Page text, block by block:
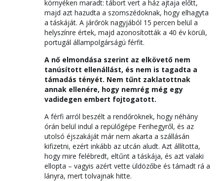
környéken maradt: tábort vert a ház ajtaja előtt,
majd azt hazudta a szomszédoknak, hogy elhagyta
a táskáját. A járőrök nagyjából 15 percen belül a
helyszínre értek, majd azonosították a 40 év körüli,
portugál állampolgárságú férfit.
A nő elmondása szerint az elkövető nem
tanúsított ellenállást, és nem is tagadta a
támadás tényét. Nem tűnt zaklatottnak
annak ellenére, hogy nemrég még egy
vadidegen embert fojtogatott.
A férfi arról beszélt a rendőröknek, hogy néhány
órán belül indul a repülőgépe Ferihegyről, és az
utolsó éjszakáját már nem akarta a szállásán
kifizetni, ezért inkább az utcán aludt. Azt állította,
hogy mire felébredt, eltűnt a táskája, és azt valaki
ellopta – vagyis azért vette üldözőbe és támadt rá a
lányra, mert tolvajnak hitte.